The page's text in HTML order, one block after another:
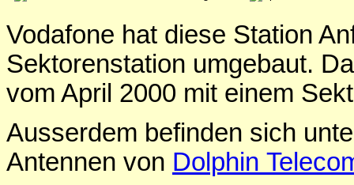
Vodafone hat diese Station
Sektorenstation umgebaut.
vom April 2000 mit einem
Ausserdem befinden sich
Antennen von Dolphin